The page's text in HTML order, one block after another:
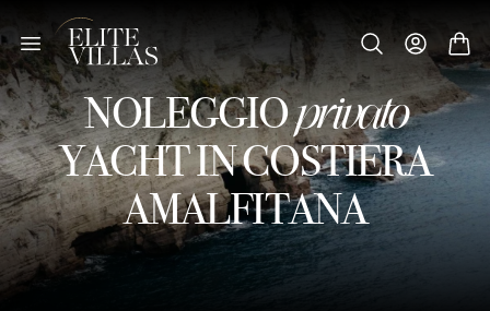
NOLEGGIOprivato
YACHT IN COSTIERA
AMALFITANA